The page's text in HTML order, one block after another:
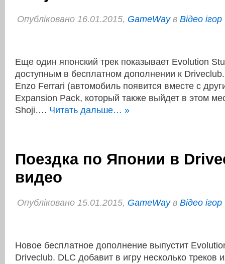
Опубліковано 16.01.2015, GameWayв Відео ігор
Еще один японский трек показывает Evolution
доступным в бесплатном дополнении к
Enzo Ferrari (автомобиль появится вместе с
Expansion Pack, который также выйдет в этом
Shoji…. Читать дальше… »
Поездка по Японии в
видео
Опубліковано 15.01.2015, GameWayв Відео ігор
Новое бесплатное дополнение выпустит
Driveclub. DLC добавит в игру несколько треков